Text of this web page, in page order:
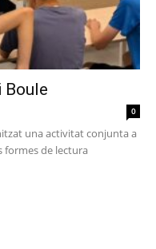
Boule
0
una activitat conjunta a
formes de lectura